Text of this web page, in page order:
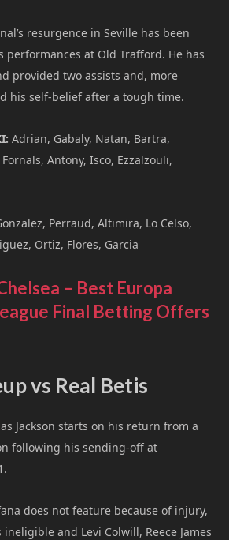
resurgence in Seville has been
performances at Old Trafford. He has
provided two assists and, more
his self-belief after a tough time.
Adrian, Gabaly, Natan, Bartra,
Antony, Isco, Ezzalzouli,
Perraud, Altimira, Lo Celso,
Ortiz, Flores, Garcia
– Best Europa
Final Betting Offers
vs Real Betis
Jackson starts on his return from a
following his sending-off at
does not feature because of injury,
and Levi Colwill, Reece James